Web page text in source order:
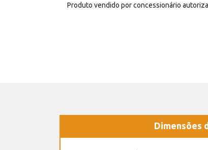
Produto vendido por concessionário
Dimensões